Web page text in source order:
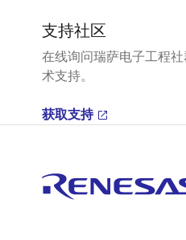
支持社区
在线询问瑞萨电子工程
术支持。
获取支持